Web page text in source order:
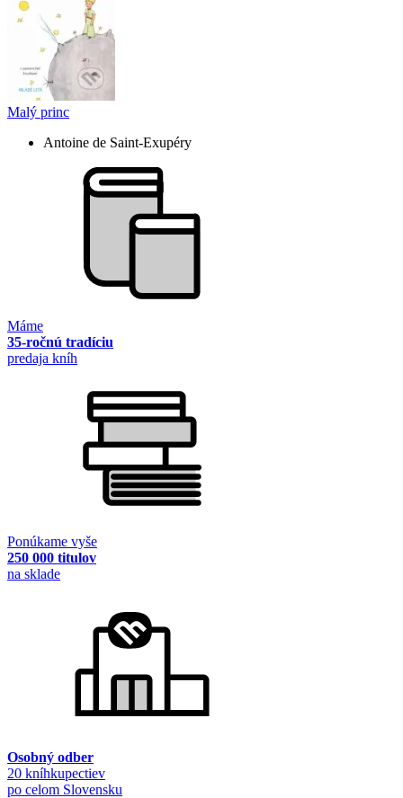
Malý princ
Antoine de Saint-Exupéry
Máme
35-ročnú tradíciu
predaja kníh
Ponúkame vyše
250 000 titulov
na sklade
Osobný odber
20 kníhkupectiev
po celom Slovensku